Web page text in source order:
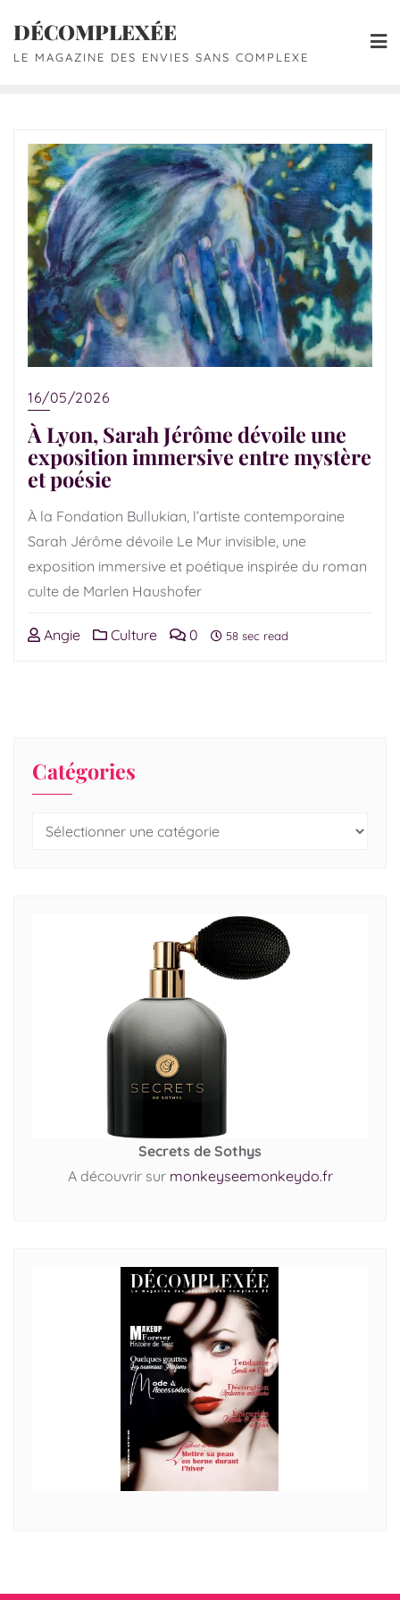
DÉCOMPLEXÉE
LE MAGAZINE DES ENVIES SANS COMPLEXE
16/05/2026
À Lyon, Sarah Jérôme dévoile une
exposition immersive entre mystère
et poésie
À la Fondation Bullukian, l’artiste contemporaine
Sarah Jérôme dévoile Le Mur invisible, une
exposition immersive et poétique inspirée du roman
culte de Marlen Haushofer
Angie Culture 0 58 sec read
Catégories
Secrets de Sothys
A découvrir sur monkeyseemonkeydo.fr